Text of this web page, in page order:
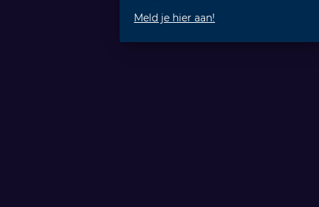
Meld je hier aan!